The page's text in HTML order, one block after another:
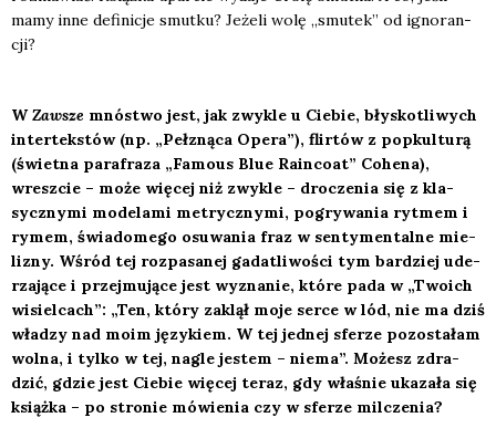
mamy inne defi­ni­cje smut­ku? Jeże­li wolę „smu­tek” od igno­ran­
cji?
WZawsze mnó­stwo jest, jak zwy­kle u Cie­bie, bły­sko­tli­wych
inter­tek­stów (np. „Peł­zną­ca Ope­ra”), flir­tów z popkul­tu­rą
(świet­na para­fra­za „Famo­us Blue Rain­co­at” Cohe­na),
wresz­cie – może wię­cej niż zwy­kle – dro­cze­nia się z kla­
sycz­ny­mi mode­la­mi metrycz­ny­mi, pogry­wa­nia ryt­mem i
rymem, świa­do­me­go osu­wa­nia fraz w sen­ty­men­tal­ne mie­
li­zny. Wśród tej roz­pa­sa­nej gada­tli­wo­ści tym bar­dziej ude­
rza­ją­ce i przej­mu­ją­ce jest wyzna­nie, któ­re pada w „Two­ich
wisiel­cach”: „Ten, któ­ry zaklął moje ser­ce w lód, nie ma dziś
wła­dzy nad moim języ­kiem. W tej jed­nej sfe­rze pozo­sta­łam
wol­na, i tyl­ko w tej, nagle jestem – nie­ma”. Możesz zdra­
dzić, gdzie jest Cie­bie wię­cej teraz, gdy wła­śnie uka­za­ła się
książ­ka – po stro­nie mówie­nia czy w sfe­rze mil­cze­nia?